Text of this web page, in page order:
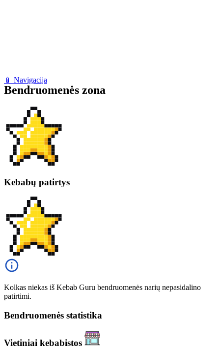
📱 Navigacija
Bendruomenės zona
Kebabų patirtys
Kolkas niekas iš Kebab Guru bendruomenės narių nepasidalino
patirtimi.
Bendruomenės statistika
Vietiniai kebabistos